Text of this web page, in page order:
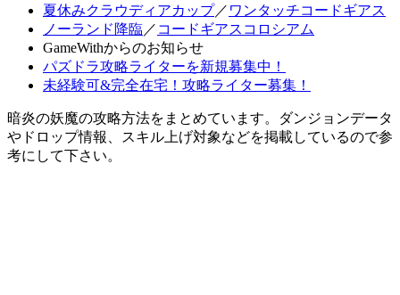
夏休みクラウディアカップ／ ワンタッチコードギアス
ノーランド降臨／ コードギアスコロシアム
GameWithからのお知らせ
パズドラ攻略ライターを新規募集中！
未経験可&完全在宅！攻略ライター募集！
暗炎の妖魔の攻略方法をまとめています。ダンジョンデータ
やドロップ情報、スキル上げ対象などを掲載しているので参
考にして下さい。